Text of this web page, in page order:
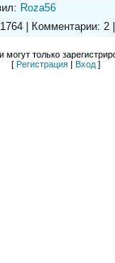
: Roza56
1764 Комментарии: 2
могут только
[ Регистрация | Вход ]